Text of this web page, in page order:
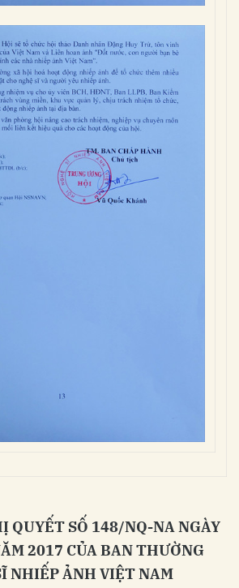
QUYẾT SỐ 148/NQ-NA NGÀY
2017 CỦA BAN THƯỜNG
NHIẾP ẢNH VIỆT NAM